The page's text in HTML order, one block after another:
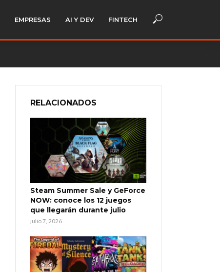
EMPRESAS AI Y DEV FINTECH
RELACIONADOS
Steam Summer Sale y GeForce
NOW: conoce los 12 juegos
que llegarán durante julio
julio 7, 2026